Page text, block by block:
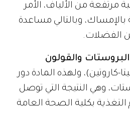
من الألياف، الأمر
وبالتالي مساعدة
الفضلات.
والقولون
كاروتين)، ولهذه المادة دور
وهي النتيجة التي توصل
بكلية الصحة العامة